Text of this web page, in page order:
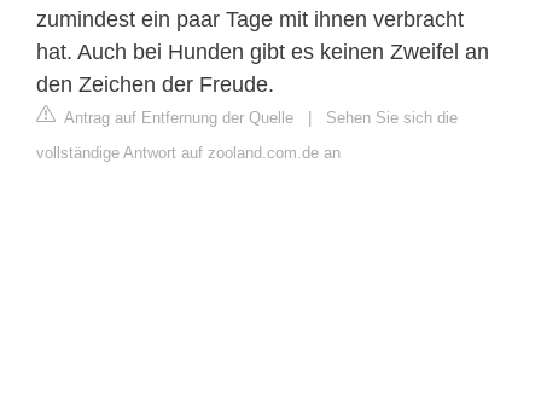
zumindest ein paar Tage mit ihnen verbracht
hat. Auch bei Hunden gibt es keinen Zweifel an
den Zeichen der Freude.
Antrag auf Entfernung der Quelle | Sehen Sie sich die
vollständige Antwort auf zooland.com.de an